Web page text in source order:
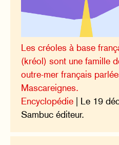
Les créoles à base
(kréol) sont une famille
outre-mer français
Mascareignes.
Encyclopédie | Le 19
Sambuc éditeur.